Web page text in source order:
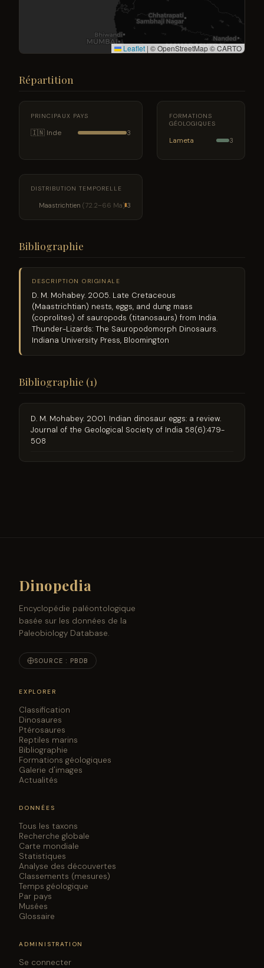
Leaflet | © OpenStreetMap © CARTO
Répartition
PRINCIPAUX PAYS
🇮🇳 Inde 3
FORMATIONS
GÉOLOGIQUES
Lameta 3
DISTRIBUTION TEMPORELLE
Maastrichtien (72.2–66 Ma) 3
Bibliographie
DESCRIPTION ORIGINALE
D. M. Mohabey. 2005. Late Cretaceous
(Maastrichtian) nests, eggs, and dung mass
(coprolites) of sauropods (titanosaurs) from India.
Thunder-Lizards: The Sauropodomorph Dinosaurs.
Indiana University Press, Bloomington
Bibliographie (1)
D. M. Mohabey. 2001. Indian dinosaur eggs: a review.
Journal of the Geological Society of India 58(6):479-
508
Dinopedia
Encyclopédie paléontologique
basée sur les données de la
Paleobiology Database.
SOURCE : PBDB
EXPLORER
Classification
Dinosaures
Ptérosaures
Reptiles marins
Bibliographie
Formations géologiques
Galerie d'images
Actualités
DONNÉES
Tous les taxons
Recherche globale
Carte mondiale
Statistiques
Analyse des découvertes
Classements (mesures)
Temps géologique
Par pays
Musées
Glossaire
ADMINISTRATION
Se connecter